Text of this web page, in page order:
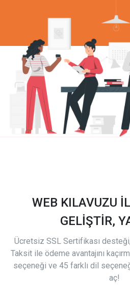
WEB KILAVUZU
GELİŞTİR,
Ücretsiz SSL Sertifikası
Taksit ile ödeme avantajını
seçeneği ve 45 farklı dil
aç!